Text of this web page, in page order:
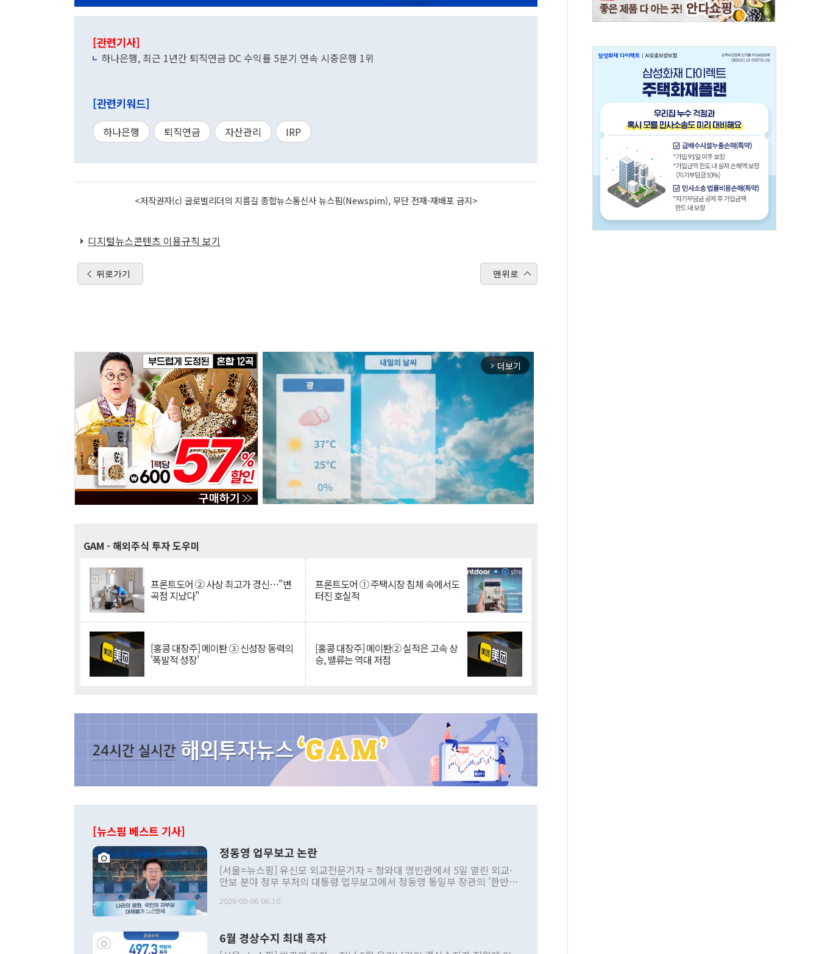
[관련기사]
하나은행, 최근 1년간 퇴직연금 DC 수익률 5분기 연속 시중은행 1위
[관련키워드]
하나은행 퇴직연금 자산관리 IRP
<저작권자(c) 글로벌리더의 지름길 종합뉴스통신사 뉴스핌(Newspim), 무단 전재-재배포 금지>
디지털뉴스콘텐츠 이용규칙 보기
뒤로가기 맨위로
arrow_forward_ios 더보기
GAM - 해외주식 투자 도우미
프론트도어 ② 사상 최고가 경신…"변
곡점 지났다"
프론트도어 ① 주택시장 침체 속에서도
터진 호실적
[홍콩 대장주] 메이퇀 ③ 신성장 동력의
'폭발적 성장'
[홍콩 대장주] 메이퇀② 실적은 고속 상
승, 밸류는 역대 저점
[뉴스핌 베스트 기사]
정동영 업무보고 논란
[서울=뉴스핌] 유신모 외교전문기자 = 청와대 영빈관에서 5일 열린 외교·
안보 분야 정부 부처의 대통령 업무보고에서 정동영 통일부 장관의 '한반도
발언 중에는 정부 내 조율을 거치지 않은 사안을 정책으로 추진하겠다고 공
주의적 희망에 근거한 비현실적 구상'이라는 비판을 내놨다. 그동안 정 장
관의 대북 정책 관련 발언이 물의를 빚은 적은 여러 번 있지만 대통령과 유
2026-08-06 06:10
6월 경상수지 최대 흑자